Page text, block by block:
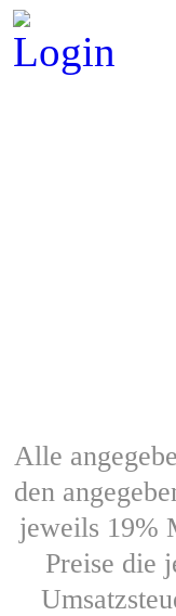
Alle
den
jeweils 19%
Preise die